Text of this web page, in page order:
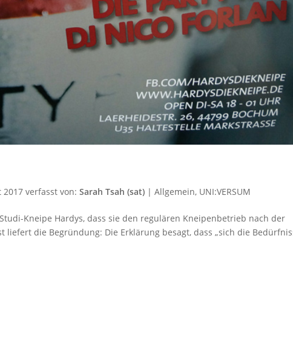
2017 verfasst von:Sarah Tsah (sat) |Allgemein, UNI:VERSUM
Kneipe Hardys, dass sie den regulären Kneipenbetrieb nach der
liefert die Begründung: Die Erklärung besagt, dass „sich die